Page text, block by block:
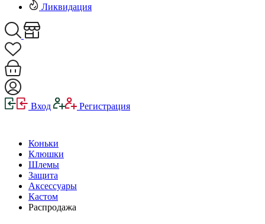
Ликвидация
Вход Регистрация
Коньки
Клюшки
Шлемы
Защита
Аксессуары
Кастом
Распродажа